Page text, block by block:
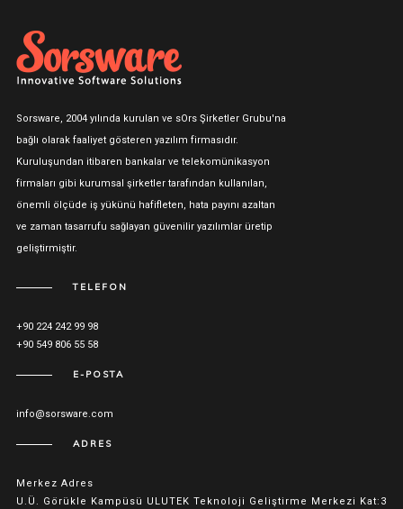
Sorsware, 2004 yılında kurulan ve sOrs Şirketler Grubu'na
bağlı olarak faaliyet gösteren yazılım firmasıdır.
Kuruluşundan itibaren bankalar ve telekomünikasyon
firmaları gibi kurumsal şirketler tarafından kullanılan,
önemli ölçüde iş yükünü hafifleten, hata payını azaltan
ve zaman tasarrufu sağlayan güvenilir yazılımlar üretip
geliştirmiştir.
TELEFON
+90 224 242 99 98
+90 549 806 55 58
E-POSTA
info@sorsware.com
ADRES
Merkez Adres
U.Ü. Görükle Kampüsü ULUTEK Teknoloji Geliştirme Merkezi Kat:3